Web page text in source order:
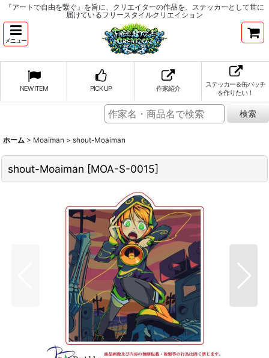
『アートで自由を繋ぐ』を旨に、クリエイターの作品を、ステッカーとして世に
届けているフリースタイルクリエイション
メニュー
NEW ITEM PICK UP 作家紹介
ステッカー＆缶バッチ
を作りたい！
ホーム > Moaiman > shout-Moaiman
shout-Moaiman [MOA-S-0015]